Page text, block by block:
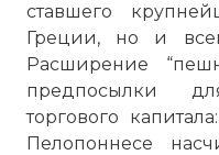
ставшего
Греции, но и
Расширение
предпосылки
торгового
Пелопоннесе